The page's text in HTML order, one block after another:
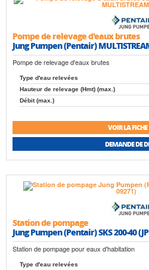
Pompe de relevage d'eaux brutes
Jung Pumpen (Pentair)
Pompe de relevage d'eaux brutes
Type d'eau relevées
Hauteur de relevage (Hmt) (max.)
Débit (max.)
VOIR LA FICHE
DEMANDE DE
Station de pompage
Jung Pumpen (Pentair) SKS 200-40
Station de pompage pour eaux d'habitation
Type d'eau relevées